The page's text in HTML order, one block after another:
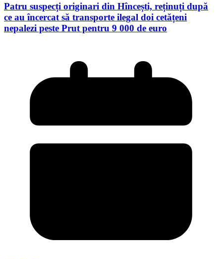
Patru suspecți originari din Hîncești, reținuți după
ce au încercat să transporte ilegal doi cetățeni
nepalezi peste Prut pentru 9 000 de euro